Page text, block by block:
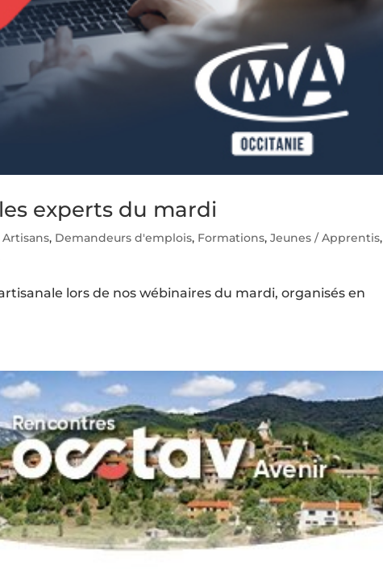
experts du mardi
Artisans, Demandeurs d'emplois, Formations,Jeunes / Apprentis,
lors de nos wébinaires du mardi, organisés en